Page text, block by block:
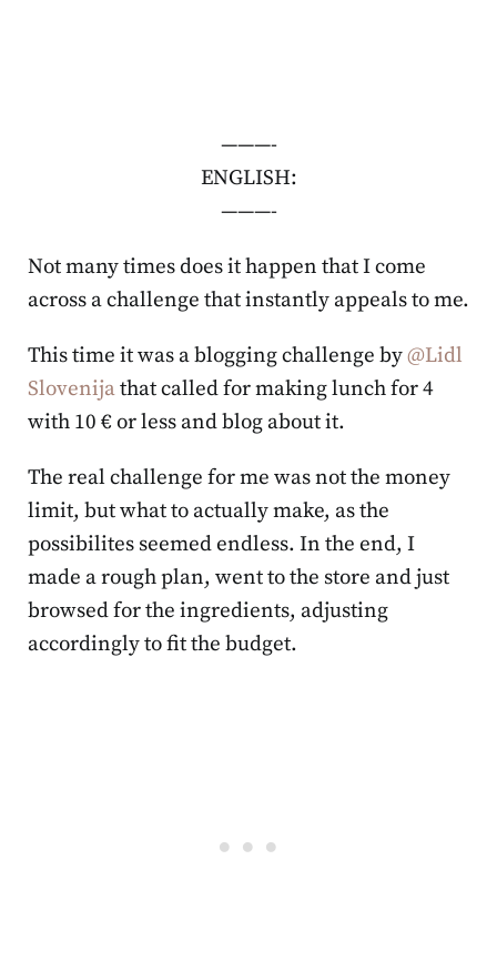
———-
ENGLISH:
———-
Not many times does it happen that I come
across a challenge that instantly appeals to me.
This time it was a blogging challenge by@Lidl
Slovenijathat called for making lunch for 4
with 10 € or less and blog about it.
The real challenge for me was not the money
limit, but what to actually make, as the
possibilites seemed endless. In the end, I
made a rough plan, went to the store and just
browsed for the ingredients, adjusting
accordingly to fit the budget.